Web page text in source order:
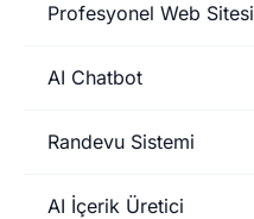
Profesyonel Web Sitesi
AI Chatbot
Randevu Sistemi
AI İçerik Üretici